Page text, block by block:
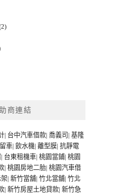
商連結
| 台中汽車借款| 喬義司 | 基隆
車| 飲水機| 離型膜| 抗靜電
| 台東租機車| 桃園當鋪| 桃園
| 桃園房地二胎| 桃園汽車借
架| 新竹當舖| 竹北當舖| 竹北
| 新竹房屋土地貸款| 新竹急